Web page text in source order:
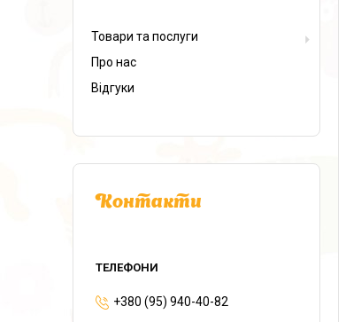
Товари та послуги
Про нас
Відгуки
Контакти
+380 (95) 940-40-82